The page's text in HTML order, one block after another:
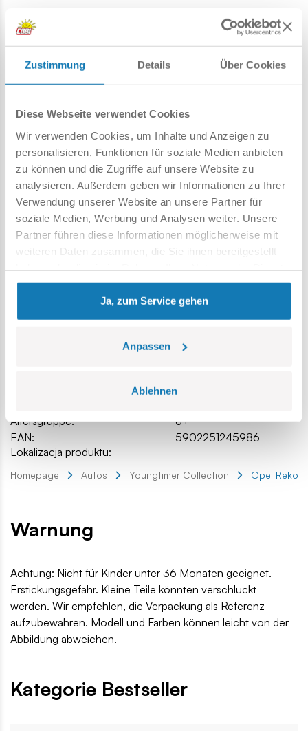
Zustimmung Details Über Cookies
Diese Webseite verwendet Cookies
Wir verwenden Cookies, um Inhalte und Anzeigen zu
personalisieren, Funktionen für soziale Medien anbieten
zu können und die Zugriffe auf unsere Website zu
analysieren. Außerdem geben wir Informationen zu Ihrer
Verwendung unserer Website an unsere Partner für
soziale Medien, Werbung und Analysen weiter. Unsere
Partner führen diese Informationen möglicherweise mit
weiteren Daten zusammen, die Sie ihnen bereitgestellt
gesammelt haben.
Ja, zum Service gehen
Anpassen
Ablehnen
134 hochwertige Elemente
Produkt unter der Original-OPEL-Lizenz
20-jähriger Tradition,
die Sicherheitsstandards für Kinderprodukte erfüllen,
Blöcke mit Aufdrucken verformen sich nicht und
verblassen nicht beim Spielen oder unter
Temperatureinfluss,
Maßstab 1:35,
Modellabmessungen (L x B x H): 13,2 cm (5,2 Zoll) x 5,5 cm
(2,2 Zoll) x 4 cm (1,6 Zoll)
COBI-24598
Hersteller:
Cobi Factory SA
5.5 cm / 2.2″
1:35
Altersgruppe:
6+
EAN:
5902251245986
Lokalizacja produktu:
Homepage Autos Youngtimer Collection Opel
Warnung
Achtung: Nicht für Kinder unter 36 Monaten geeignet.
Erstickungsgefahr. Kleine Teile könnten verschluckt
werden. Wir empfehlen, die Verpackung als Referenz
aufzubewahren. Modell und Farben können leicht von der
Abbildung abweichen.
Kategorie Bestseller